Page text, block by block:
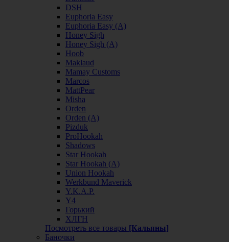
DSH
Euphoria Easy
Euphoria Easy (А)
Honey Sigh
Honey Sigh (А)
Hoob
Maklaud
Mamay Customs
Marcos
MattPear
Misha
Orden
Orden (А)
Pizduk
ProHookah
Shadows
Star Hookah
Star Hookah (А)
Union Hookah
Werkbund Maverick
Y.K.A.P.
Y4
Горький
ХЛГН
Посмотреть все товары [Кальяны]
Баночки